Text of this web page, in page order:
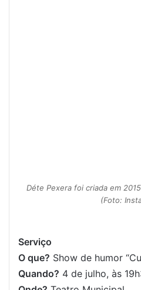
Déte Pexera foi criada em
(Foto:
Serviço
O que? Show de humor
Quando? 4 de julho, às